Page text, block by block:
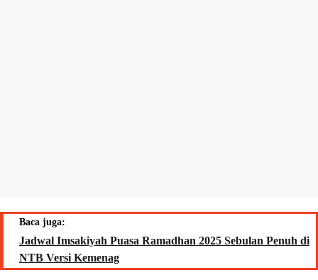
Baca juga:
Jadwal Imsakiyah Puasa Ramadhan 2025 Sebulan Penuh di
NTB Versi Kemenag